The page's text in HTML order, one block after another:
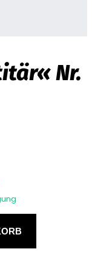
Nr.